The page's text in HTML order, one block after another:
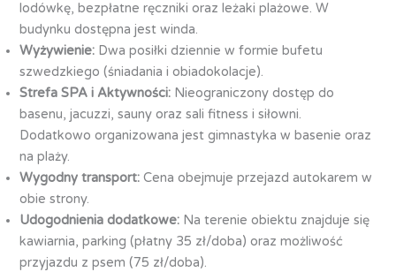
lodówkę, bezpłatne ręczniki oraz leżaki plażowe. W
budynku dostępna jest winda.
Wyżywienie: Dwa posiłki dziennie w formie bufetu
szwedzkiego (śniadania i obiadokolacje).
Strefa SPA i Aktywności: Nieograniczony dostęp do
basenu, jacuzzi, sauny oraz sali fitness i siłowni.
Dodatkowo organizowana jest gimnastyka w basenie oraz
na plaży.
Wygodny transport: Cena obejmuje przejazd autokarem w
obie strony.
Udogodnienia dodatkowe: Na terenie obiektu znajduje się
kawiarnia, parking (płatny 35 zł/doba) oraz możliwość
przyjazdu z psem (75 zł/doba).